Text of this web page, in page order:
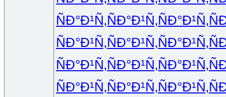
ÑÐ°Ð¹Ñ‚ÑÐ°Ð¹Ñ‚ÑÐ°Ð¹Ñ‚
ÑÐ°Ð¹Ñ‚ÑÐ°Ð¹Ñ‚ÑÐ°Ð¹Ñ‚
ÑÐ°Ð¹Ñ‚ÑÐ°Ð¹Ñ‚ÑÐ°Ð¹Ñ‚
ÑÐ°Ð¹Ñ‚ÑÐ°Ð¹Ñ‚ÑÐ°Ð¹Ñ‚